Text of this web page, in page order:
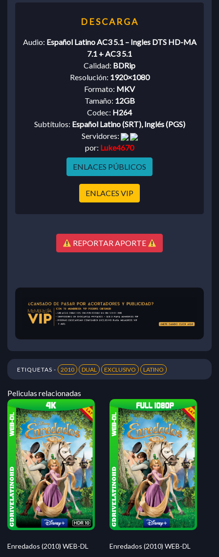
Audio: Español Latino AC3 5.1 – Ingles DTS HD-MA
7.1 + AC3 5.1
Calidad: BDRip
Resolución: 1920×1080
Formato: MKV
Tamaño: 12GB
Codec: H264
Subtítulos: Español Latino (SRT), Inglés (PGS)
Servidores:
por: Luke4670
ENLACES PÚBLICOS
ENLACES VIP
REPORTAR APORTE
ETIQUETAS - 2010 DUAL EXCLUSIVO LATINO
Peliculas relacionadas
Enredados (2010) WEB-DL Enredados (2010) WEB-DL